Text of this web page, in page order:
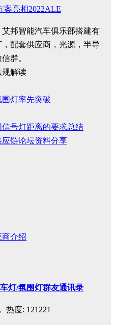
案亮相2022ALE
邦智能汽车俱乐部搭建有
配套供应商，光源，半导
群。
灯率先突破
号灯距离的要求总结
应链论坛资料分享
商介绍
灯/氛围灯群友通讯录
热度: 121221